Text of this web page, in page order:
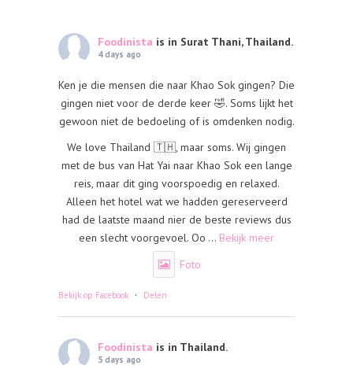
Foodinista is in Surat Thani, Thailand.
4 days ago
Ken je die mensen die naar Khao Sok gingen? Die
gingen niet voor de derde keer 🤣. Soms lijkt het
gewoon niet de bedoeling of is omdenken nodig.
We love Thailand 🇹🇭, maar soms. Wij gingen
met de bus van Hat Yai naar Khao Sok een lange
reis, maar dit ging voorspoedig en relaxed.
Alleen het hotel wat we hadden gereserveerd
had de laatste maand nier de beste reviews dus
een slecht voorgevoel. Oo ... Bekijk meer
Foto
Bekijk op Facebook · Delen
Foodinista is in Thailand.
5 days ago